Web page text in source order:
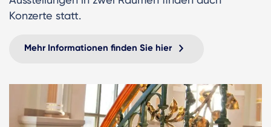
Konzerte statt.
Mehr Informationen finden Sie hier